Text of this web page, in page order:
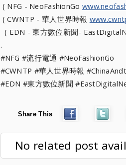
( NFG - NeoFashionGo
( CWNTP - 華人世界時報
( EDN - 東方數位新聞-
.
#NFG #流行電通 #NeoFashionGo
#CWNTP #華人世界時報
#EDN #東方數位新聞
Share This
No related post